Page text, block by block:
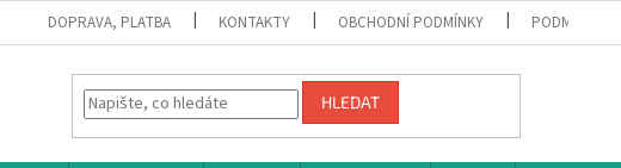
DOPRAVA, PLATBA KONTAKTY OBCHODNÍ PODMÍNKY PODMÍNKY
HLEDAT